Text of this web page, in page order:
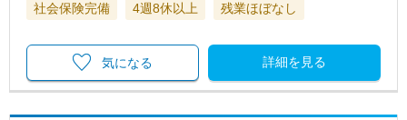
社会保険完備 4週8休以上 残業ほぼなし
詳細を見る
気になる